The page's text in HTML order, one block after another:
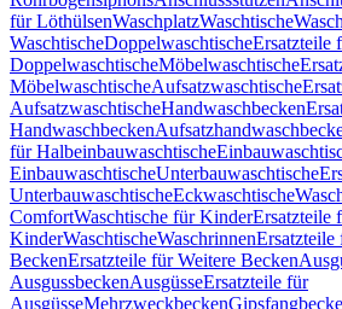
für LöthülsenWaschplatzWaschtische
WaschtischeDoppelwaschtischeErsatzteile
DoppelwaschtischeMöbelwaschtische
MöbelwaschtischeAufsatzwaschtische
AufsatzwaschtischeHandwaschbecken
Handwaschbecken
für Halbeinbauwaschtische
EinbauwaschtischeUnterbauwaschtische
UnterbauwaschtischeEckwaschtische
ComfortWaschtische für KinderErsatzteile
KinderWaschtischeWaschrinnenErsatzteile
BeckenErsatzteile für Weitere Becken
AusgussbeckenAusgüsseErsatzteile für
AusgüsseMehrzweckbecken